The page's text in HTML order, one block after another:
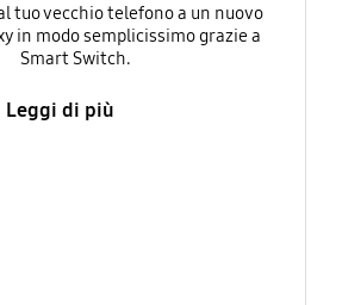
tuo vecchio telefono a un nuovo
in modo semplicissimo grazie a
Smart Switch.
Leggi di più